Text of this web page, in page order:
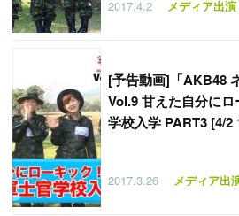
2017.4.2 メディア出演
[予告動画]「AKB48
Vol.9 甘えた自分に
学校入学 PART3 [4/2
2017.3.26 メディア出